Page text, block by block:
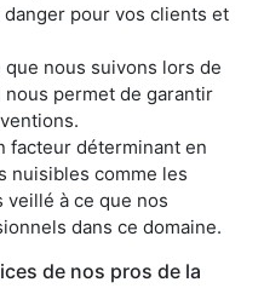
pour vos clients et
nous suivons lors de
permet de garantir
facteur déterminant en
nuisibles comme les
veillé à ce que nos
dans ce domaine.
de nos pros de la